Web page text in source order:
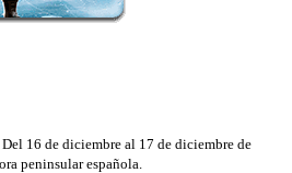
16 de diciembre al 17 de diciembre de
peninsular española.